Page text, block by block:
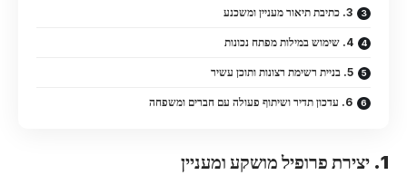
3. כתיבת תיאור מעניין ומשכנע
4. שימוש במילות מפתח נכונות
5. בניית רשימת רצונות ותוכן עשיר
6. עדכון תדיר ושיתוף פעולה עם חברים ומשפחה